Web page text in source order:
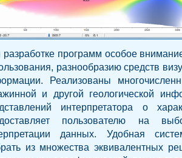
разработке программ особое
разнообразию средств
Реализованы
и другой геологической
интерпретатора о
пользователю на
данных. Удобная
из множества эквивалентных